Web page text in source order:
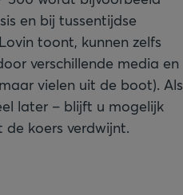
en bij tussentijdse
toont, kunnen zelfs
verschillende media en
vielen uit de boot). Als
later – blijft u mogelijk
koers verdwijnt.